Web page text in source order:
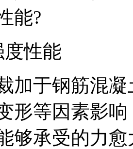
能?
性能
于钢筋混凝
形等因素影
够承受的力